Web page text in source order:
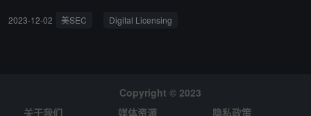
初始程序的一部分，美国证券交易委员会通过所谓的单方申请，成功
转移到阿布扎比避开美国监管机构的视线。事实证明这并不属实。Sh
elby 在命令中指出，美国证券交易委员会的一些论点 "完全没有依
2023-12-02 美SEC Digital Licensing
Copyright © 2023
关于我们
媒体资源 隐私政策